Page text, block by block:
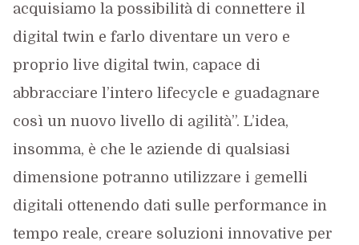
acquisiamo la possibilità di connettere il
digital twin e farlo diventare un vero e
proprio live digital twin, capace di
abbracciare l’intero lifecycle e guadagnare
così un nuovo livello di agilità”. L’idea,
insomma, è che le aziende di qualsiasi
dimensione potranno utilizzare i gemelli
digitali ottenendo dati sulle performance in
tempo reale, creare soluzioni innovative per